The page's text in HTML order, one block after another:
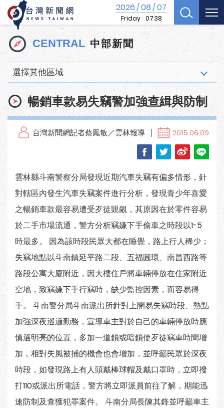
2026/08/07
Friday 07:38
CENTRAL 中部新聞
選擇其他區域
暢銷車款易失竊警加強查緝與防制
台灣新聞網記者蔡鳳敏／雲林報導 2015.06.09
雲林縣斗南警察分局發現近期汽車失竊有偏多情形，針
對轄區內發生汽車失竊案件進行分析，發現青少年喜愛
之暢銷車款最容易遭受歹徒覬覦，其原因在於零件容易
於二手市場流通，警方分析竊嫌下手偷車之時段以1-5
時最多。 因為該時段民眾大都在睡覺，路上行人稀少；
失竊地點以斗南鎮延平路二段、五福圓環、南昌西路等
路段公寓大廈附近，因大樓住戶將車輛停放在住家附近
空地，致竊嫌下手行竊時，缺少監控因素，而容易得
手。 斗南警分局斗南派出所針對上開易失竊時段、熱點
加強深夜巡邏勤務，宣導車主對於自己的車輛停放時應
慎選明亮的位置，多加一道鎖或暗鎖使歹徒竊車時間增
加，相對失風被捕的機會也會增加，並呼籲民眾於深夜
時段，如發現路上有人頭戴棒球帽及戴口罩時，立即撥
打110或派出所電話，警方將立即派員前往了解，期能迅
速防制及查獲犯罪案件。 斗南分局長陳其鋒並呼籲車主